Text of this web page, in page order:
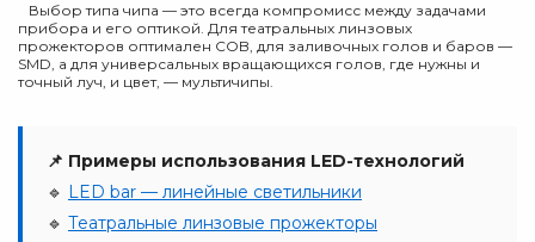
Выбор типа чипа — это всегда компромисс между задачами
прибора и его оптикой. Для театральных линзовых
прожекторов оптимален COB, для заливочных голов и баров —
SMD, а для универсальных вращающихся голов, где нужны и
точный луч, и цвет, — мультичипы.
📌 Примеры использования LED-технологий
🔹 LED bar — линейные светильники
🔹 Театральные линзовые прожекторы